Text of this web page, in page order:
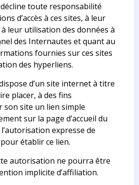
toute responsabilité
d’accès à ces sites, à leur
leur utilisation des données à
des Internautes et quant au
fournies sur ces sites
des hyperliens.
d’un site internet à titre
placer, à des fins
son site un lien simple
sur la page d’accueil du
expresse de
établir ce lien.
autorisation ne pourra être
implicite d’affiliation.